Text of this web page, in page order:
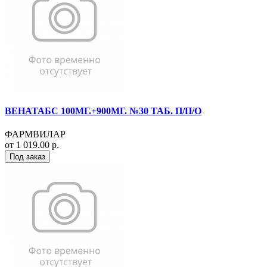
ВЕНАТАБС 100МГ.+900МГ. №30 ТАБ. П/П/О
ФАРМВИЛАР
от 1 019.00 р.
Под заказ